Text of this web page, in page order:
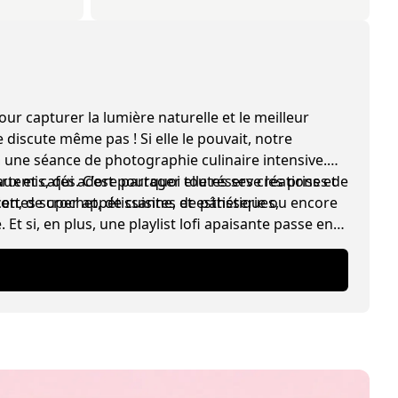
capturer la lumière naturelle et le meilleur
même pas ! Si elle le pouvait, notre
séance de photographie culinaire intensive.
et cafés. C’est pourquoi elle réserve les prises de
super appétissantes et esthétiques,
qui adore partager toutes ses créations et
de crochet, de cuisine, de pâtisserie ou encore
si, en plus, une playlist lofi apaisante passe en
de rêve pour elle.